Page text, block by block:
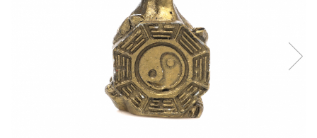
Tablouri personalizate
Diplome si Plachete